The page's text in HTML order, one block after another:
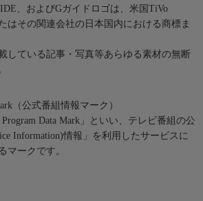
、およびGガイドロゴは、米国TiVo
はその関連会社の日本国内における商標ま
している記事・写真等あらゆる素材の無断
（公式番組情報マーク）
Data Mark」といい、テレビ番組の公
Information)情報」を利用したサービスに
マークです。